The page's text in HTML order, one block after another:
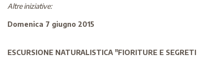
Altre iniziative:
Domenica 7 giugno 2015
ESCURSIONE NATURALISTICA "FIORITURE E SEGRETI